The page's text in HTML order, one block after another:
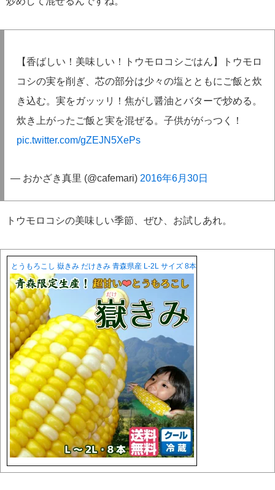
【香ばしい！美味しい！トウモロコシごはん】トウモロ
コシの実を削ぎ、芯の部分は少々の塩とともにご飯と炊
き込む。実をガッッリ！焦がし醤油とバターで炒める。
炊き上がったご飯と実を混ぜる。子供ががっつく！
pic.twitter.com/gZEJN5XePs
— おかざき真里 (@cafemari) 2016年6月30日
トウモロコシの美味しい季節、ぜひ、お試しあれ。
とうもろこし 嶽きみ だけきみ 青森県産 L-2L サイズ 8本入 送料無料 とうきび